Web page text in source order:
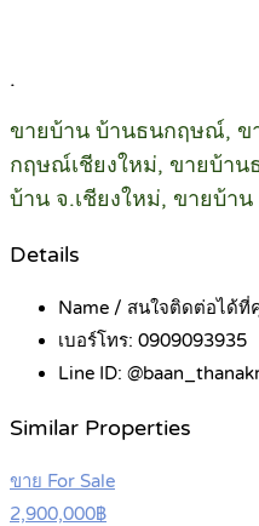
.
ขายบ้าน บ้านธนกฤษณ์, ข
กฤษณ์เชียงใหม่, ขายบ้า
บ้าน จ.เชียงใหม่, ขายบ้าน
Details
Name / สนใจติดต่อได้ที่
เบอร์โทร: 0909093935
Line ID:
Similar Properties
ขาย For Sale
2,900,000฿